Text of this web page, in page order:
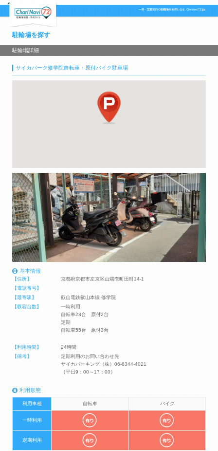
駐輪場を探す
駐輪場詳細
サイカパーク修学院自転車・原付バイク駐車場
基本情報
【住所】
京都府京都市左京区山端壱町田町14-1
【電話番号】
【最寄駅】
叡山電鉄叡山本線 修学院
【収容台数】
一時利用
自転車23台 原付2台
定期
自転車55台 原付3台
【利用時間】
24時間
【備考】
定期利用のお問い合わせ先
サイカパーキング（株）06-6344-4021
（平日9：00～17：00）
利用形態
利用車種 自転車 バイク
一時利用
定期利用